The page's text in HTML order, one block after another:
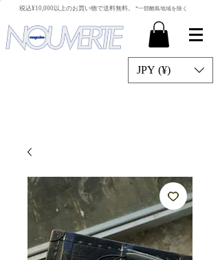
​税込¥10,000以上のお買い物で送料無料。 *一部離島地域を除く
JPY (¥)